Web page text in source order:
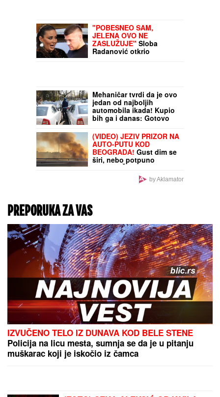
"POBESNEO SAM,
JELENA OVO NE
ZASLUŽUJE" Sloba
Radanović otkrio
Mehaničar tvrdi da je ovo
jedan od najboljih
automobila ikada! Kupio
bih ga i danas: Gotovo
nikad se ne kvari
(VIDEO) JEZIV PRIZOR NA
AUTO-PUTU KOD
BEOGRADA! Gust dim se
širi, nebo potpuno
NARANDŽASTO
by Aklamator
PREPORUKA ZA VAS
IZVUČENO TELO IZ DUNAVA KOD BELE STENE
Policija na licu mesta, sumnja se da je u pitanju
muškarac koji je iskočio iz čamca